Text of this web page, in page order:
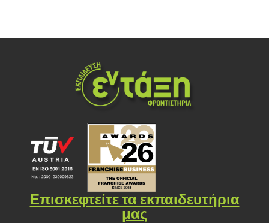
Επισκεφτείτε τα εκπαιδευτήρια
μας